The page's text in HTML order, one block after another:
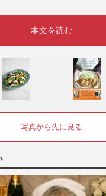
本文を読む
写真から先に見る